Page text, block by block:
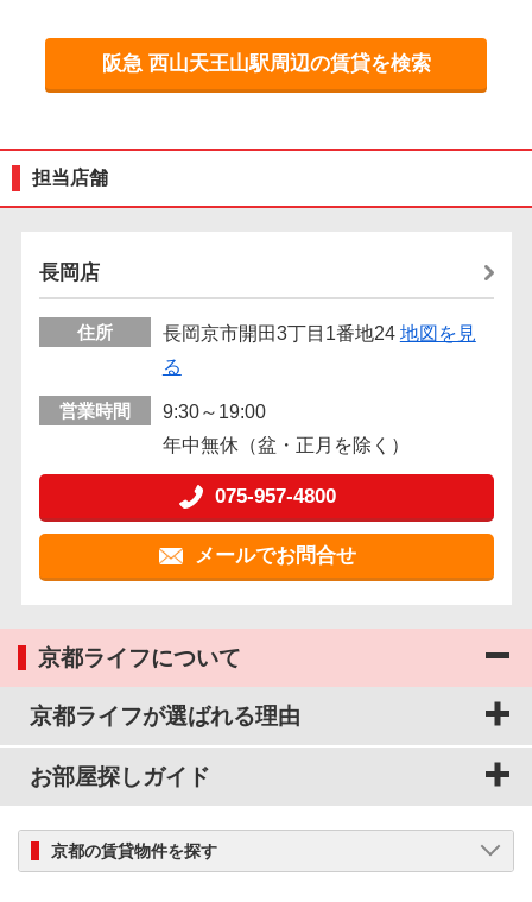
阪急 西山天王山駅周辺の賃貸を検索
担当店舗
長岡店
住所 長岡京市開田3丁目1番地24 地図を見
る
営業時間
9:30～19:00
年中無休（盆・正月を除く）
075-957-4800
メールでお問合せ
京都ライフについて
京都ライフが選ばれる理由
お部屋探しガイド
京都の賃貸物件を探す